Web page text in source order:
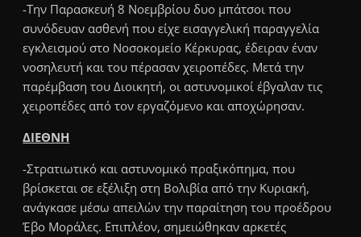
-Την Παρασκευή 8 Νοεμβρίου δυο μπάτσοι που
συνόδευαν ασθενή που είχε εισαγγελική παραγγελία
εγκλεισμού στο Νοσοκομείο Κέρκυρας, έδειραν έναν
νοσηλευτή και του πέρασαν χειροπέδες. Μετά την
παρέμβαση του Διοικητή, οι αστυνομικοί έβγαλαν τις
χειροπέδες από τον εργαζόμενο και αποχώρησαν.
ΔΙΕΘΝΗ
-Στρατιωτικό και αστυνομικό πραξικόπημα, που
βρίσκεται σε εξέλιξη στη Βολιβία από την Κυριακή,
ανάγκασε μέσω απειλών την παραίτηση του προέδρου
Έβο Μοράλες. Επιπλέον, σημειώθηκαν αρκετές